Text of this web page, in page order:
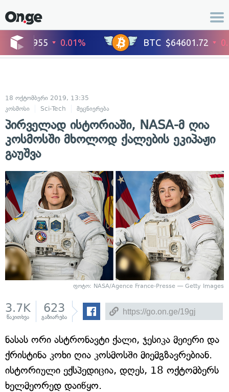
18 ოქტომბერი 2019, 13:35
კოსმოსი
Sci-Tech მეცნიერება
პირველად ისტორიაში, NASA-მ ღია
კოსმოსში მხოლოდ ქალების ეკიპაჟი
გაუშვა
ფოტო: NASA/Agence France-Presse — Getty Images
3.7K
წაკითხვა
623
გაზიარება
ნასას ორი ასტრონავტი ქალი, ჯესიკა მეიერი და
ქრისტინა კოხი ღია კოსმოსში მიემგზავრებიან.
ისტორიული ექსპედიცია, დღეს, 18 ოქტომბერს
ხელმეორედ დაიწყო.